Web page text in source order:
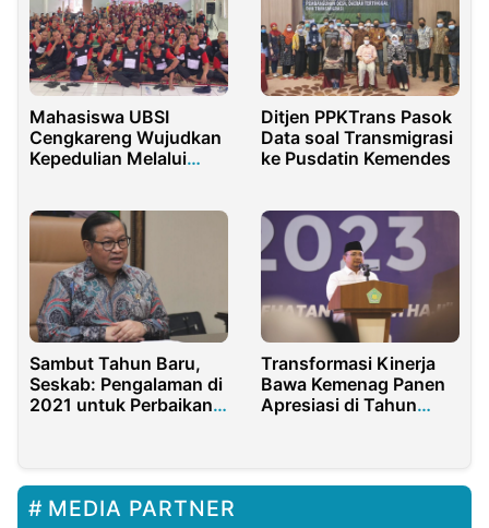
Mahasiswa UBSI
Cengkareng Wujudkan
Kepedulian Melalui
Ditjen PPKTrans Pasok
Data soal Transmigrasi
ke Pusdatin Kemendes
Sambut Tahun Baru,
Seskab: Pengalaman di
2021 untuk Perbaikan
Transformasi Kinerja
Bawa Kemenag Panen
Apresiasi di Tahun
MEDIA PARTNER